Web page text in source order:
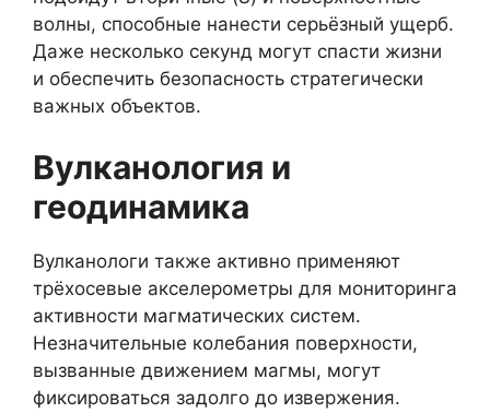
волны, способные нанести серьёзный ущерб.
Даже несколько секунд могут спасти жизни
и обеспечить безопасность стратегически
важных объектов.
Вулканология и
геодинамика
Вулканологи также активно применяют
трёхосевые акселерометры для мониторинга
активности магматических систем.
Незначительные колебания поверхности,
вызванные движением магмы, могут
фиксироваться задолго до извержения.